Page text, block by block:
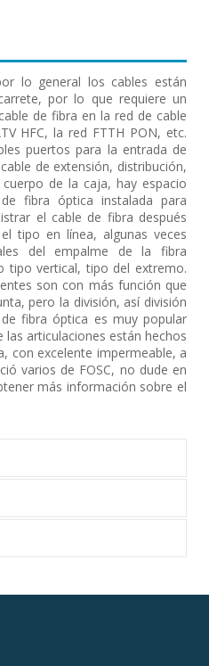
lo general los cables están
por lo que requiere un
de fibra en la red de cable
HFC, la red FTTH PON, etc.
puertos para la entrada de
de extensión, distribución,
de la caja, hay espacio
fibra óptica instalada para
el cable de fibra después
tipo en línea, algunas veces
del empalme de la fibra
tipo vertical, tipo del extremo.
son con más función que
pero la división, así división
fibra óptica es muy popular
articulaciones están hechos
con excelente impermeable, a
varios de FOSC, no dude en
más información sobre el